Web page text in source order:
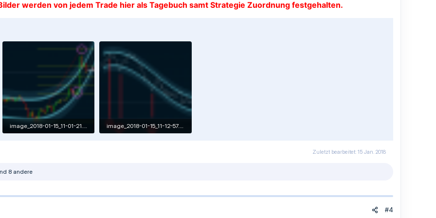
werden von jedem Trade hier als Tagebuch samt Strategie Zuordnung festgehalten.
image_2018-01-15_11-01-21.png
image_2018-01-15_11-12-57.png
Zuletzt bearbeitet: 15 Jan. 2018
8 andere
#4